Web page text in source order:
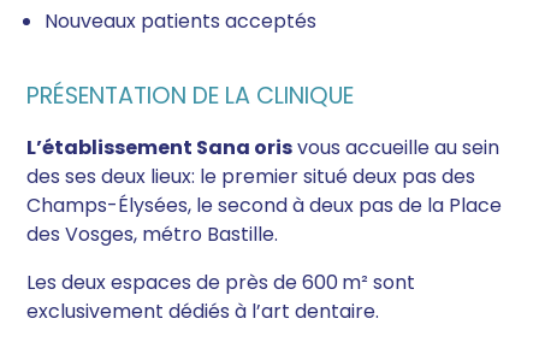
Nouveaux patients acceptés
PRÉSENTATION DE LA CLINIQUE
L’établissement Sana orisvous accueille au sein
des ses deux lieux: le premier situé deux pas des
Champs-Élysées, le second à deux pas de la Place
des Vosges, métro Bastille.
Les deux espaces de près de 600 m² sont
exclusivement dédiés à l’art dentaire.